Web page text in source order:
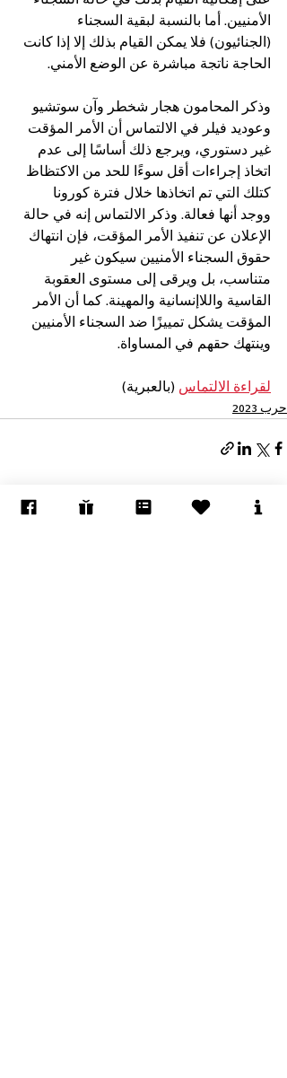
الأمنيين. أما بالنسبة لبقية السجناء
(الجنائيون) فلا يمكن القيام بذلك إلا إذا كانت
الحاجة ناتجة مباشرة عن الوضع الأمني.
وذكر المحامون هجار شخطر وآن سوتشيو
وعوديد فيلر في الالتماس أن الأمر المؤقت
غير دستوري، ويرجع ذلك أساسًا إلى عدم
اتخاذ إجراءات أقل سوءًا للحد من الاكتظاظ
كتلك التي تم اتخاذها خلال فترة كورونا
ووجد أنها فعالة. وذكر الالتماس إنه في حالة
الإعلان عن تنفيذ الأمر المؤقت، فإن انتهاك
حقوق السجناء الأمنيين سيكون غير
متناسب، بل ويرقى إلى مستوى العقوبة
القاسية واللاإنسانية والمهينة. كما أن الأمر
المؤقت يشكل تمييزًا ضد السجناء الأمنيين
وينتهك حقهم في المساواة.
لقراءة الالتماس (بالعبرية)
حرب 2023
المنشورات الأخيرة إظهار الكل